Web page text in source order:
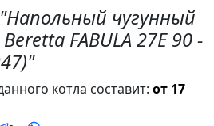
"Напольный чугунный
FABULA 27E 90 -
котла составит: от 17